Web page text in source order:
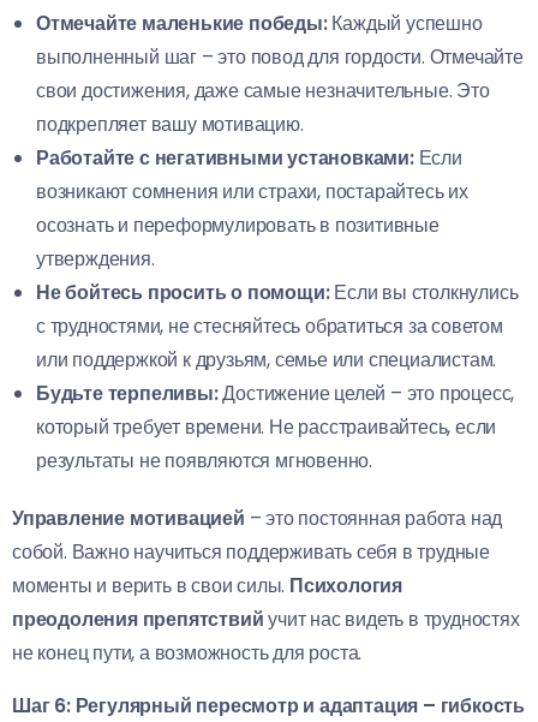
Отмечайте маленькие победы:Каждый успешно
выполненный шаг – это повод для гордости. Отмечайте
свои достижения, даже самые незначительные. Это
подкрепляет вашу мотивацию.
Работайте с негативными установками:Если
возникают сомнения или страхи, постарайтесь их
осознать и переформулировать в позитивные
утверждения.
Не бойтесь просить о помощи:Если вы столкнулись
с трудностями, не стесняйтесь обратиться за советом
или поддержкой к друзьям, семье или специалистам.
Будьте терпеливы:Достижение целей – это процесс,
который требует времени. Не расстраивайтесь, если
результаты не появляются мгновенно.
Управление мотивацией – это постоянная работа над
собой. Важно научиться поддерживать себя в трудные
моменты и верить в свои силы. Психология
преодоления препятствийучит нас видеть в трудностях
не конец пути, а возможность для роста.
Шаг 6: Регулярный пересмотр и адаптация – гибкость